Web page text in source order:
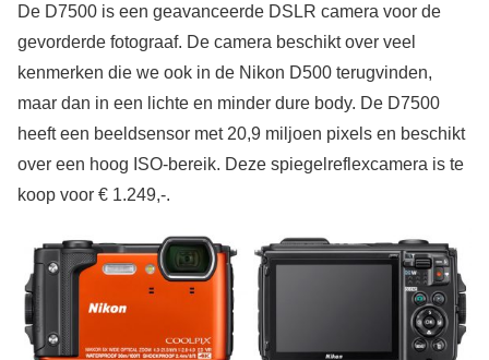
De D7500 is een geavanceerde DSLR camera voor de
gevorderde fotograaf. De camera beschikt over veel
kenmerken die we ook in de Nikon D500 terugvinden,
maar dan in een lichte en minder dure body. De D7500
heeft een beeldsensor met 20,9 miljoen pixels en beschikt
over een hoog ISO-bereik. Deze spiegelreflexcamera is te
koop voor € 1.249,-.